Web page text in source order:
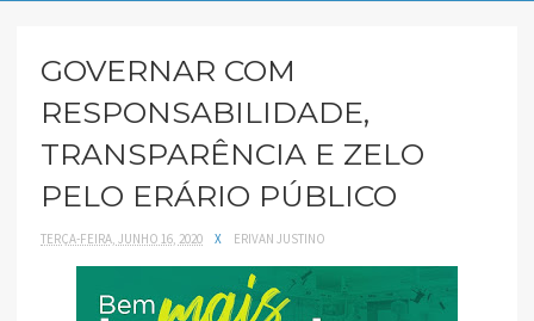
GOVERNAR COM
RESPONSABILIDADE,
TRANSPARÊNCIA E ZELO
PELO ERÁRIO PÚBLICO
TERÇA-FEIRA, JUNHO 16, 2020 X ERIVAN JUSTINO